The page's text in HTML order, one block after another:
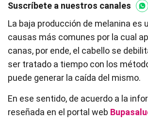
Suscríbete a nuestros canales
La baja producción de melanina es
causas más comunes por la cual
canas, por ende, el cabello se
ser tratado a tiempo con los
puede generar la caída del mismo.
En ese sentido, de acuerdo a la
reseñada en el portal web